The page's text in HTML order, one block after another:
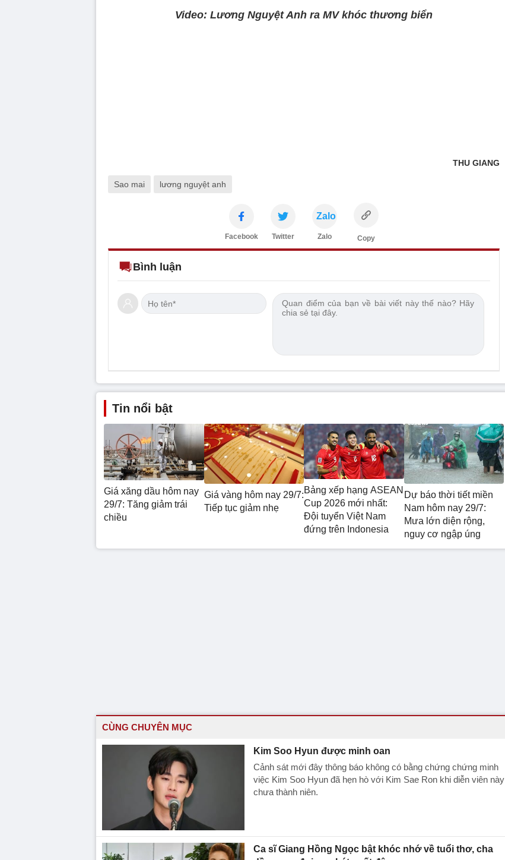
Video: Lương Nguyệt Anh ra MV khóc thương biển
THU GIANG
Sao mai lương nguyệt anh
Facebook Twitter
Zalo
Zalo Copy
Bình luận
Tin nổi bật
Giá xăng dầu hôm nay
29/7: Tăng giảm trái
chiều
Giá vàng hôm nay 29/7:
Tiếp tục giảm nhẹ
Bảng xếp hạng ASEAN
Cup 2026 mới nhất:
Đội tuyển Việt Nam
đứng trên Indonesia
Dự báo thời tiết miền
Nam hôm nay 29/7:
Mưa lớn diện rộng,
nguy cơ ngập úng
CÙNG CHUYÊN MỤC
Kim Soo Hyun được minh oan
Cảnh sát mới đây thông báo không có bằng chứng chứng minh
việc Kim Soo Hyun đã hẹn hò với Kim Sae Ron khi diễn viên này
chưa thành niên.
Ca sĩ Giang Hồng Ngọc bật khóc nhớ về tuổi thơ, cha